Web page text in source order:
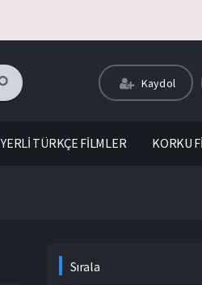
Kaydol
YERLİ TÜRKÇE FİLMLER KORKU
Sırala